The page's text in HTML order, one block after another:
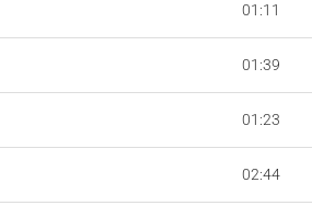
01:11
01:39
01:23
02:44